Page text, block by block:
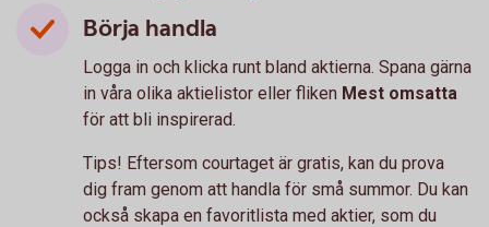
Börja handla
Logga in och klicka runt bland aktierna. Spana gärna
in våra olika aktielistor eller fliken Mest omsatta
för att bli inspirerad.
Tips! Eftersom courtaget är gratis, kan du prova
dig fram genom att handla för små summor. Du kan
också skapa en favoritlista med aktier, som du